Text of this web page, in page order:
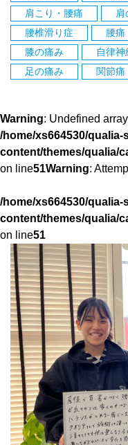
肩こり・腰痛
腰椎滑り症
腰痛
膝の痛み
自律
足の痛み
関節痛
Warning: Undefined
/home/xs664530/
content/themes/qualia/
on line51Warning:
/home/xs664530/
content/themes/qualia/
on line51